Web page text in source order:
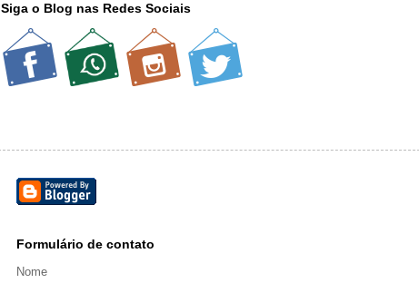
Siga o Blog nas Redes Sociais
Formulário de contato
Nome